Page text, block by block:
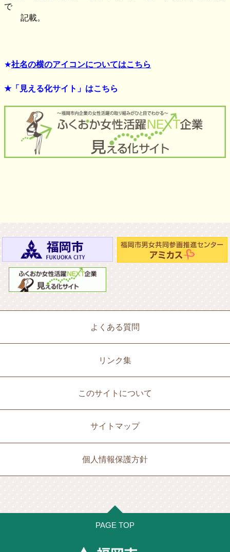
で
記載。
★社名の横のアイコンについてはこちら
★「見える化サイト」はこちら
よくある質問
リンク集
このサイトについて
サイトマップ
個人情報保護方針
PAGE TOP